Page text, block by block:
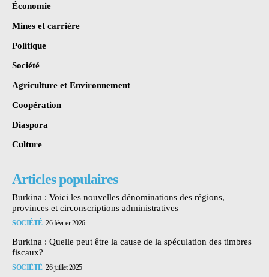
Économie
Mines et carrière
Politique
Société
Agriculture et Environnement
Coopération
Diaspora
Culture
Articles populaires
Burkina : Voici les nouvelles dénominations des régions,
provinces et circonscriptions administratives
SOCIÉTÉ 26 février 2026
Burkina : Quelle peut être la cause de la spéculation des timbres
fiscaux?
SOCIÉTÉ 26 juillet 2025